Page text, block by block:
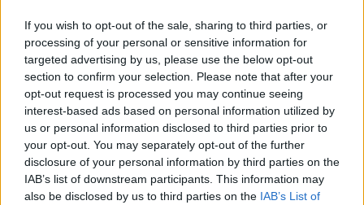
If you wish to opt-out of the sale, sharing to third parties, or
processing of your personal or sensitive information for
targeted advertising by us, please use the below opt-out
section to confirm your selection. Please note that after your
opt-out request is processed you may continue seeing
interest-based ads based on personal information utilized by
us or personal information disclosed to third parties prior to
your opt-out. You may separately opt-out of the further
disclosure of your personal information by third parties on the
IAB’s list of downstream participants. This information may
also be disclosed by us to third parties on the IAB’s List of
Medforum – serwisy
edukacyjne dla pacjentów i
lekarzy
W dzisiejszych czasach dostęp do
rzetelnych informacji z segmentu
healthcare jest kluczowy dla pacjentów
oraz personelu medycznego.